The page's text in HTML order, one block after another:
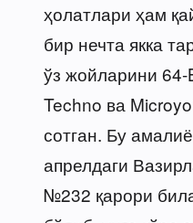
ҳолатлари ҳам
бир нечта якка
ўз жойларини 64-
Techno ва
сотган. Бу
апрелдаги
№232 қарори